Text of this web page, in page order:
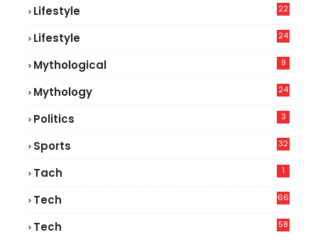
Lifestyle
22
Lifestyle
24
Mythological 9
Mythology 24
Politics 3
Sports 32
Tach 1
Tech
66
Tech
58